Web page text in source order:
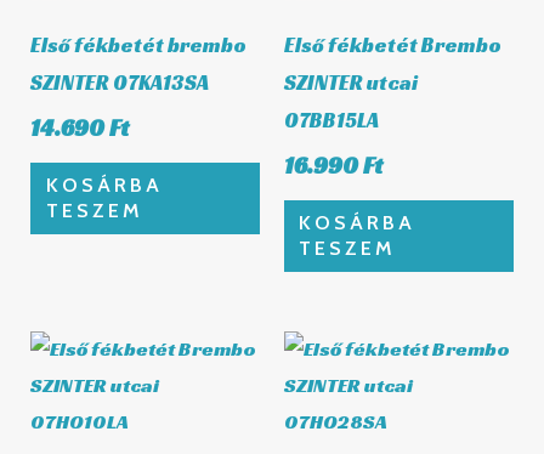
Első fékbetét brembo
SZINTER 07KA13SA
14.690Ft
KOSÁRBA
TESZEM
Első fékbetét Brembo
SZINTER utcai
07BB15LA
16.990Ft
KOSÁRBA
TESZEM